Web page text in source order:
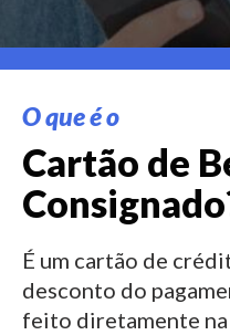
O que é o
Cartão de
É um cartão de
desconto do
feito diretamente